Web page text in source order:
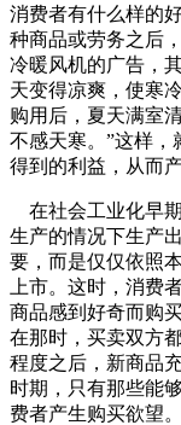
消费者有什么样的
种商品或劳务之后
冷暖风机的广告，
天变得凉爽，使寒
购用后，夏天满室
不感天寒。”这样
得到的利益，从而
在社会工业化早
生产的情况下生产
要，而是仅仅依照
上市。这时，消费
商品感到好奇而购
在那时，买卖双方
程度之后，新商品
时期，只有那些能
费者产生购买欲望。